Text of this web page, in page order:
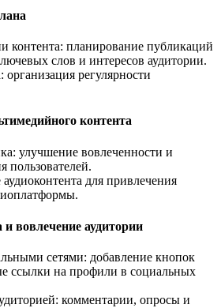
контента: планирование публикаций
слов и интересов аудитории.
: организация регулярности
контента
: улучшение вовлеченности и
пользователей.
аудиоконтента для привлечения
вовлечение аудитории
сетями: добавление кнопок
ссылки на профили в социальных
: комментарии, опросы и